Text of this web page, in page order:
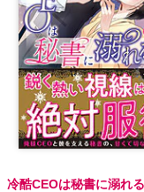
冷酷CEOは秘書に溺れ